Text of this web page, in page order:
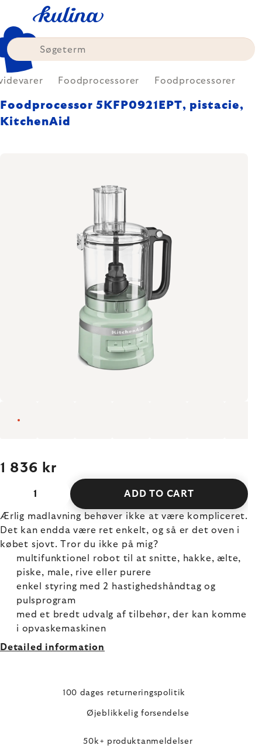
content
Foodprocessorer Foodprocessorer
Foodprocessor 5KFP0921EPT, pistacie,
KitchenAid
1 836 kr
ADD TO CART
Ærlig madlavning behøver ikke at være kompliceret.
Det kan endda være ret enkelt, og så er det oven i
købet sjovt. Tror du ikke på mig?
multifunktionel robot til at snitte, hakke, ælte,
piske, male, rive eller purere
enkel styring med 2 hastighedshåndtag og
pulsprogram
med et bredt udvalg af tilbehør, der kan komme
i opvaskemaskinen
Detailed information
100 dages returneringspolitik
Øjeblikkelig forsendelse
50k+ produktanmeldelser